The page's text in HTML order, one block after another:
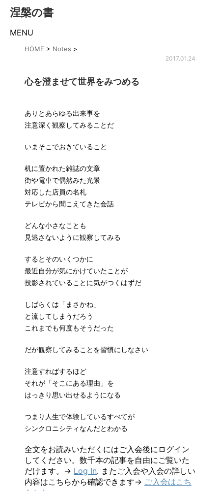
涅槃の書
MENU
HOME > Notes >
2017.01.24
心を澄ませて世界をみつめる
ありとあらゆる出来事を
注意深く観察してみることだ
いまそこでおきていること
机に置かれた雑誌の文章
街や電車で偶然みた光景
対応した店員の名札
テレビから聞こえてきた会話
どんな小さなことも
見逃さないように観察してみる
するとそのいくつかに
最近自分が気にかけていたことが
投影されていることに気がつくはずだ
しばらくは「まさかね」
と流してしまうだろう
これまでも何度もそうだった
だが観察してみることを習慣にしなさい
注意すればするほど
それが「そこにある理由」を
はっきり思い出せるようになる
つまり人生で体験しているすべてが
シンクロニシティなんだとわかる
全文をお読みいただくにはご入会後にログイン
してください。数千本の記事を自由にご覧いた
だけます。→ Log In. またご入会や入会の詳しい
内容はこちらから確認できます→ ご入会はこち